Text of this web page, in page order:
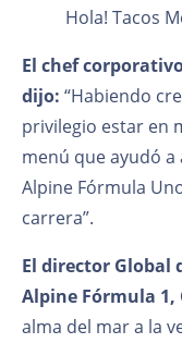
Hola! Tacos
El chef
dijo: “Habiendo
privilegio estar en
menú que ayudó
Alpine Fórmula
carrera”.
El director Global
Alpine Fórmula
alma del mar a la